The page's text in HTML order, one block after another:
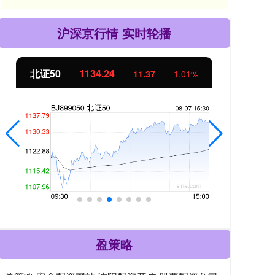
沪深京行情 实时轮播
北证50 1134.24 11.37 1.01%
盈策略